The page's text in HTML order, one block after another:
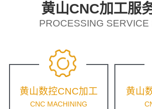
黄山CNC加工服
PROCESSING SERVICE
黄山数控CNC加工
CNC MACHINING
黄山